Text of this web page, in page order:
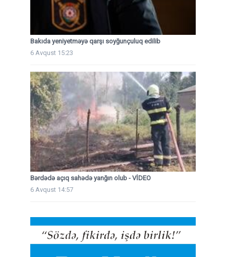
Bakıda yeniyetməyə qarşı soyğunçuluq edilib
6 Avqust 15:23
Bərdədə açıq sahədə yanğın olub - VİDEO
6 Avqust 14:57